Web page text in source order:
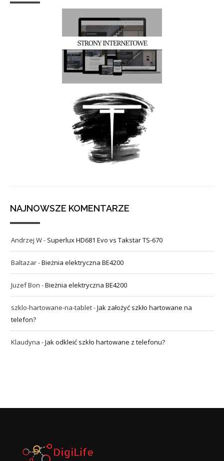
NAJNOWSZE KOMENTARZE
Andrzej W- Superlux HD681 Evo vs Takstar TS-670
Baltazar-Bieżnia elektryczna BE4200
Juzef Bon -Bieżnia elektryczna BE4200
szklo-hartowane-na-tablet-Jak założyć szkło hartowane na
telefon?
Klaudyna -Jak odkleić szkło hartowane z telefonu?